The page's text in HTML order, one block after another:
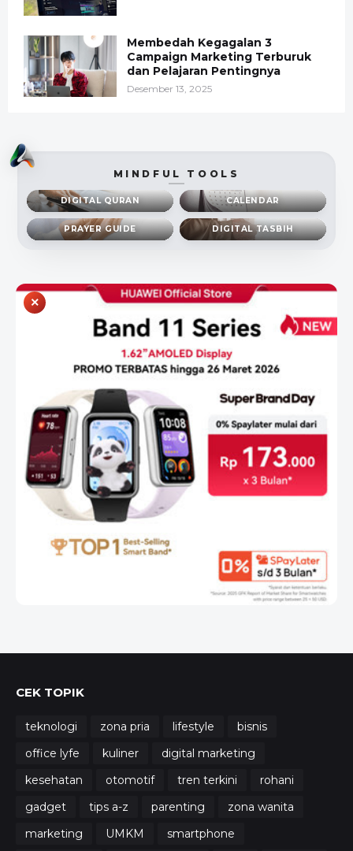
Membedah Kegagalan 3
Campaign Marketing Terburuk
dan Pelajaran Pentingnya
Desember 13, 2025
MINDFUL TOOLS
DIGITAL QURAN CALENDAR
PRAYER GUIDE DIGITAL TASBIH
×
CEK TOPIK
teknologi zona pria lifestyle
bisnis
office lyfe
kuliner
digital marketing
kesehatan
otomotif tren terkini
rohani
gadget
tips a-z parenting
zona wanita
marketing
UMKM smartphone